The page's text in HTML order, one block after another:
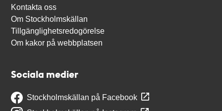
Kontakta oss
Om Stockholmskällan
Tillgänglighetsredogörelse
Om kakor på webbplatsen
Sociala medier
Stockholmskällan på Facebook